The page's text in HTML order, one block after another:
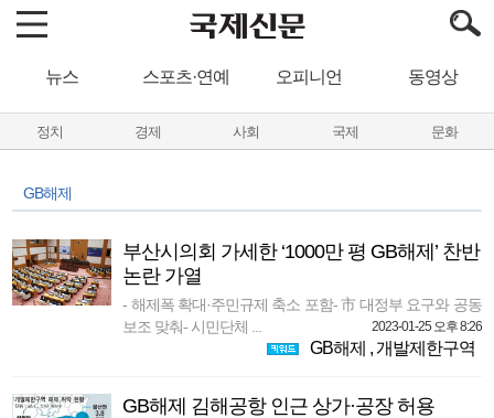
뉴스 스포츠·연예 오피니언 동영상
정치 경제 사회 국제 문화
GB해제
부산시의회 가세한 ‘1000만 평 GB해제’ 찬반
논란 가열
- 해제폭 확대·주민규제 축소 포함- 市 대정부 요구와 공동
보조 맞춰- 시민단체 ...
2023-01-25 오후 8:26
GB해제 ,개발제한구역
GB해제 김해공항 인근 상가·공장 허용